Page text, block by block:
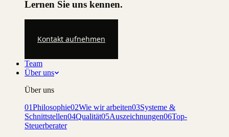
Lernen Sie uns kennen.
Kontakt aufnehmen
Team
Über uns
Über uns
01Philosophie02Wie wir arbeiten03Systeme &
Schnittstellen04Qualität05Auszeichnungen06Top-
Steuerberater